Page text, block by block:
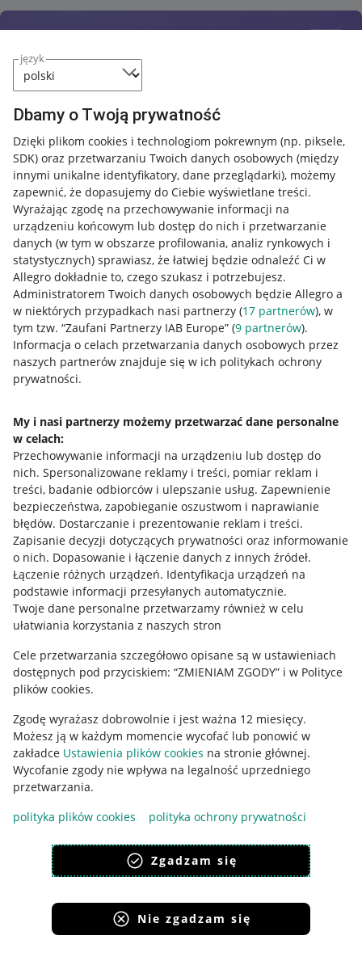
język
Dbamy o Twoją prywatność
Dzięki plikom cookies i technologiom pokrewnym (np. piksele,
SDK) oraz przetwarzaniu Twoich danych osobowych (między
innymi unikalne identyfikatory, dane przeglądarki), możemy
zapewnić, że dopasujemy do Ciebie wyświetlane treści.
Wyrażając zgodę na przechowywanie informacji na
urządzeniu końcowym lub dostęp do nich i przetwarzanie
danych (w tym w obszarze profilowania, analiz rynkowych i
statystycznych) sprawiasz, że łatwiej będzie odnaleźć Ci w
Allegro dokładnie to, czego szukasz i potrzebujesz.
Administratorem Twoich danych osobowych będzie Allegro a
w niektórych przypadkach nasi partnerzy (17 partnerów), w
tym tzw. “Zaufani Partnerzy IAB Europe” (9 partnerów).
Informacja o celach przetwarzania danych osobowych przez
naszych partnerów znajduje się w ich politykach ochrony
prywatności.
My i nasi partnerzy możemy przetwarzać dane personalne
w celach:
Przechowywanie informacji na urządzeniu lub dostęp do
nich. Spersonalizowane reklamy i treści, pomiar reklam i
treści, badanie odbiorców i ulepszanie usług. Zapewnienie
bezpieczeństwa, zapobieganie oszustwom i naprawianie
błędów. Dostarczanie i prezentowanie reklam i treści.
Zapisanie decyzji dotyczących prywatności oraz informowanie
o nich. Dopasowanie i łączenie danych z innych źródeł.
Łączenie różnych urządzeń. Identyfikacja urządzeń na
podstawie informacji przesyłanych automatycznie.
Twoje dane personalne przetwarzamy również w celu
ułatwiania korzystania z naszych stron
Cele przetwarzania szczegółowo opisane są w ustawieniach
dostępnych pod przyciskiem: “ZMIENIAM ZGODY” i w Polityce
plików cookies.
Zgodę wyrażasz dobrowolnie i jest ważna 12 miesięcy.
Możesz ją w każdym momencie wycofać lub ponowić w
zakładce Ustawienia plików cookies na stronie głównej.
Wycofanie zgody nie wpływa na legalność uprzedniego
przetwarzania.
polityka plików cookies
polityka ochrony prywatności
Zgadzam się
Nie zgadzam się
Przydatne informacje
Jak to działa
Allegro Gadane dla sprzedających
Allegro Gadane dla kupujących
Mapa miejscowości
Informacje prawne
Regulamin
Polityka plików "cookies"
Ustawienia plików "cookies"
Udostępnianie lokalizacji
Informacje dla Aktu o Usługach Cyfrowych
Pobierz aplikację
Korzystanie z serwisu oznacza akceptacjęregulaminu